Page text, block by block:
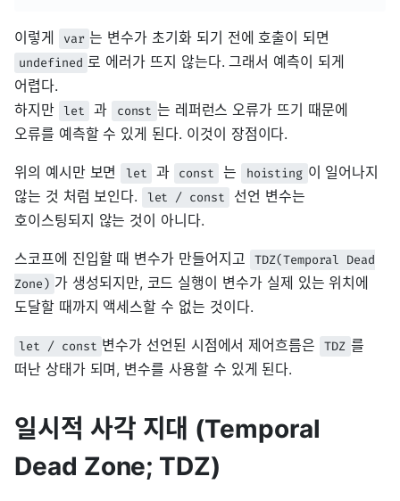
이렇게 var 는 변수가 초기화 되기 전에 호출이 되면
undefined 로 에러가 뜨지 않는다. 그래서 예측이 되게
어렵다.
하지만 let 과 const 는 레퍼런스 오류가 뜨기 때문에
오류를 예측할 수 있게 된다. 이것이 장점이다.
위의 예시만 보면 let 과 const 는 hoisting 이 일어나지
않는 것 처럼 보인다.
let / const
선언 변수는
호이스팅되지 않는 것이 아니다.
스코프에 진입할 때 변수가 만들어지고
TDZ(Temporal Dead
Zone) 가 생성되지만, 코드 실행이 변수가 실제 있는 위치에
도달할 때까지 액세스할 수 없는 것이다.
let / const 변수가 선언된 시점에서 제어흐름은 TDZ 를
떠난 상태가 되며, 변수를 사용할 수 있게 된다.
일시적 사각 지대 (Temporal
Dead Zone; TDZ)